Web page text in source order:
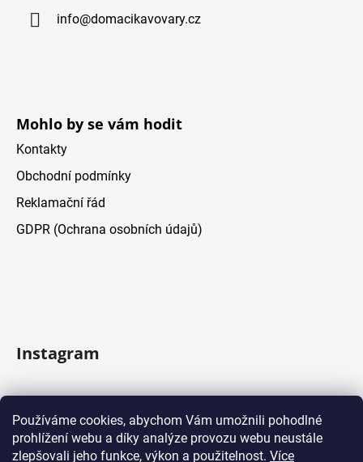
Používáme cookies, abychom Vám umožnili pohodlné
prohlížení webu a díky analýze provozu webu neustále
zlepšovali jeho funkce, výkon a použitelnost. Více
info@domacikavovary.cz
Mohlo by se vám hodit
Kontakty
Obchodní podmínky
Reklamační řád
GDPR (Ochrana osobních údajů)
Instagram
Facebook